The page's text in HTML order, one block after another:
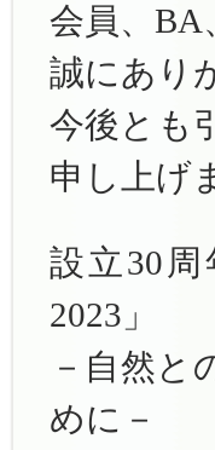
会員、BA
誠にあり
今後とも
申し上げ
設立30
2023」
－自然
めに－